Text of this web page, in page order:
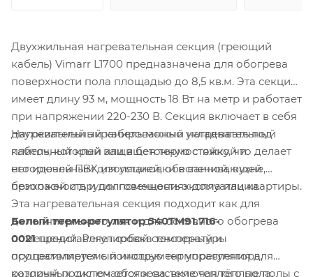
Двухжильная нагревательная секция (греющий
кабель) Vimarr L1700 предназначена для обогрева
поверхности пола площадью до 8,5 кв.м. Эта секция
имеет длину 93 м, мощность 18 Вт на метр и работает
при напряжении 220-230 В. Секция включает в себя
двухжильный экранированный нагревательный
кабель, который защищен термостойкой и
негорючей ПВХ изоляцией, обеспечивающей
безопасность и долговечность эксплуатации.
Нагревательный кабель можно укладывать под
плиточный клей или в бетонную стяжку, что делает
его идеальным для установки в ванной, кухне,
прихожей и других помещениях дома или квартиры.
Эта нагревательная секция подходит как для
дополнительного, так и для основного обогрева
помещений. Регулировка температуры
осуществляется с помощью терморегулятора,
который подключается к системе теплого пола.
Белый терморегулятор 540TM91.716-
0021представляет собой сенсорный и
программируемый инструмент управления для
различных систем обогрева, включая тёплые полы с